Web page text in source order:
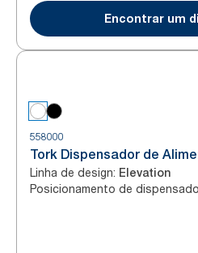
Encontrar um
558000
Tork Dispensador de
Linha de design: Elevation
Posicionamento de